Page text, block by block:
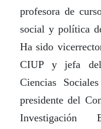
profesora de
social y política
Ha sido
CIUP y jefa del
Ciencias
presidente del
Investigación